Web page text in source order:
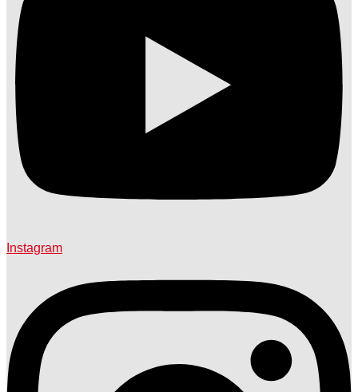
Instagram